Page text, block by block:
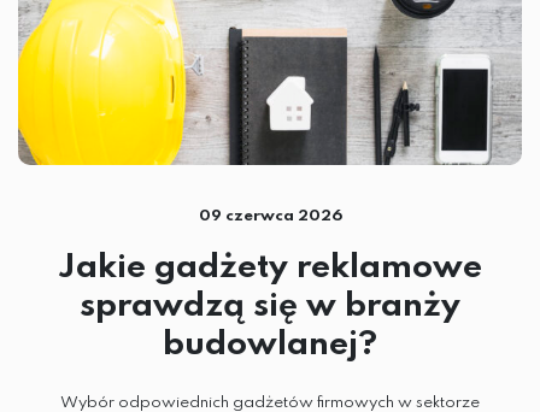
09 czerwca 2026
Jakie gadżety reklamowe
sprawdzą się w branży
budowlanej?
Wybór odpowiednich gadżetów firmowych w sektorze